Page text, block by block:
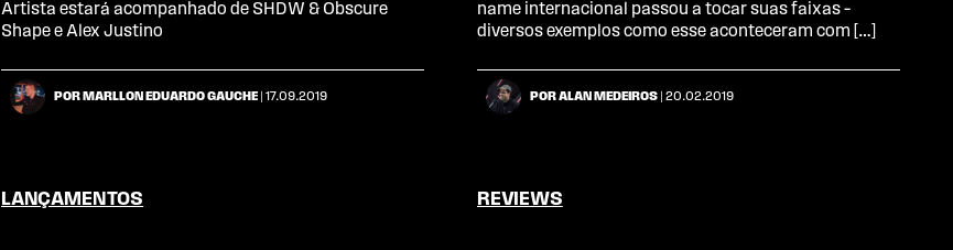
Artista estará acompanhado de SHDW & Obscure
Shape e Alex Justino
POR MARLLON EDUARDO GAUCHE | 17.09.2019
name internacional passou a tocar suas faixas –
diversos exemplos como esse aconteceram com […]
POR ALAN MEDEIROS | 20.02.2019
LANÇAMENTOS REVIEWS